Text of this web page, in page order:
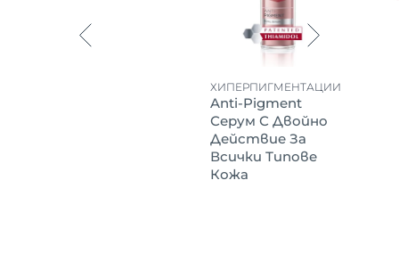
ХИПЕРПИГМЕНТАЦИИ
Anti-Pigment
Серум С Двойно
Действие За
Всички Типове
Кожа